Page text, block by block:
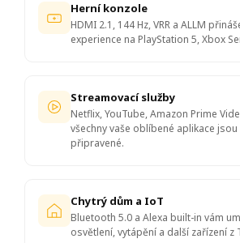
Herní konzole
HDMI 2.1, 144 Hz, VRR a ALLM
experience na PlayStation 5, Xbox
Streamovací služby
Netflix, YouTube, Amazon Prime
všechny vaše oblíbené aplikace
připravené.
Chytrý dům a IoT
Bluetooth 5.0 a Alexa built-in vám
osvětlení, vytápění a další zařízení z